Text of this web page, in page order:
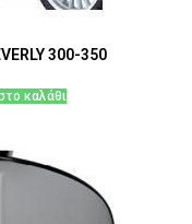
300-350
καλάθι